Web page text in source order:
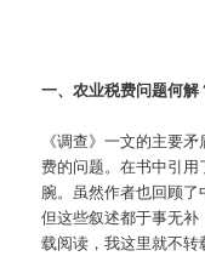
一、农业税费问题何解
《调查》一文的主要
费的问题。在书中引
腕。虽然作者也回顾了
但这些叙述都于事无
载阅读，我这里就不转